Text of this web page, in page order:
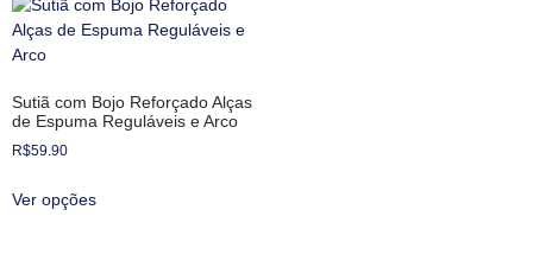
Sutiã com Bojo Reforçado Alças
de Espuma Reguláveis e Arco
R$59.90
Ver opções